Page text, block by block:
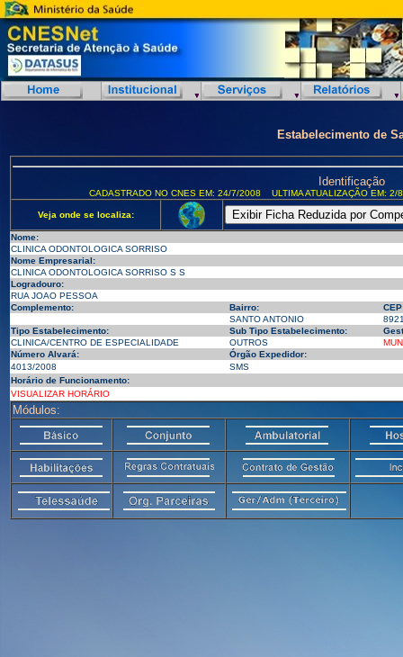
Estabelecimento de
Identificação
CADASTRADO NO CNES EM: 24/7/2008 ULTIMA ATUALIZAÇÃO EM:
Veja onde se localiza:
Nome:
CLINICA ODONTOLOGICA SORRISO
Nome Empresarial:
CLINICA ODONTOLOGICA SORRISO S S
Logradouro:
RUA JOAO PESSOA
Complemento:
Bairro:
SANTO ANTONIO
Tipo Estabelecimento:
Sub Tipo Estabelecimento:
CLINICA/CENTRO DE ESPECIALIDADE
OUTROS
Número Alvará:
Órgão Expedidor:
4013/2008
SMS
Horário de Funcionamento:
VISUALIZAR HORÁRIO
Módulos: